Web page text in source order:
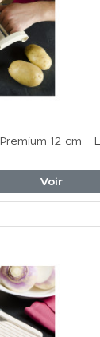
12 cm -
Voir